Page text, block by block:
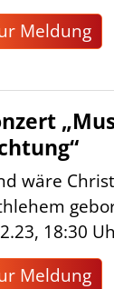
Meldung
wäre
18:30
Meldung